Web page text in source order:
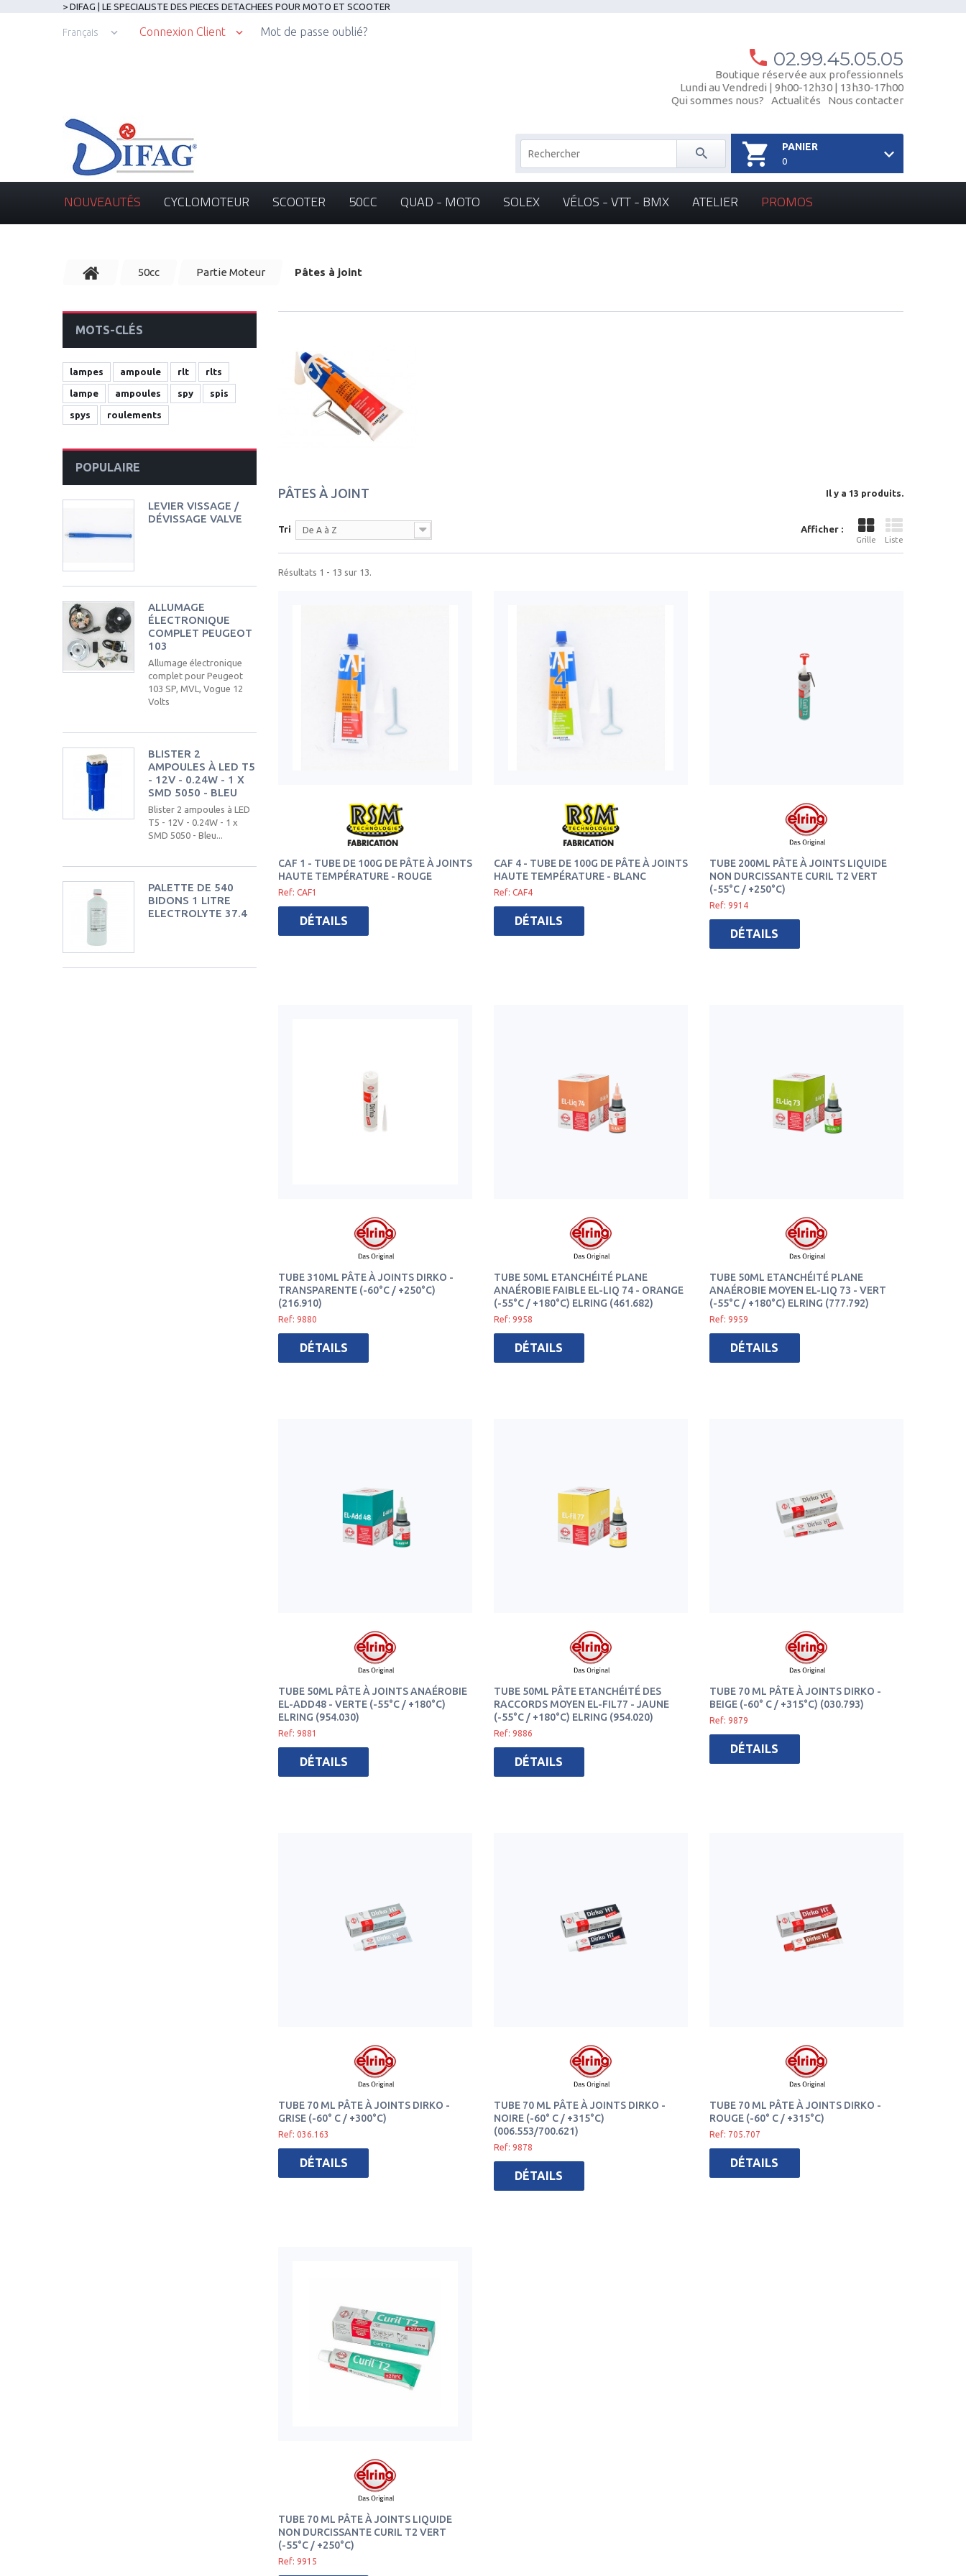
> DIFAG | LE SPECIALISTE DES PIECES DETACHEES POUR MOTO ET SCOOTER
Français Connexion Client Mot de passe oublié?
02.99.45.05.05
Boutique réservée aux professionnels
Lundi au Vendredi | 9h00-12h30 | 13h30-17h00
Qui sommes nous?
Actualités Nous contacter
PANIER
0
NOUVEAUTÉS CYCLOMOTEUR SCOOTER 50CC QUAD - MOTO SOLEX VÉLOS - VTT - BMX ATELIER PROMOS
50cc Partie Moteur Pâtes à joint
PÂTES À JOINT Il y a 13 produits.
Afficher :
Grille Liste
Tri De A à Z
Résultats 1 - 13 sur 13.
CAF 1 - TUBE DE 100G DE PÂTE À JOINTS
HAUTE TEMPÉRATURE - ROUGE
Ref: CAF1
DÉTAILS
CAF 4 - TUBE DE 100G DE PÂTE À JOINTS
HAUTE TEMPÉRATURE - BLANC
Ref: CAF4
DÉTAILS
TUBE 200ML PÂTE À JOINTS LIQUIDE
NON DURCISSANTE CURIL T2 VERT
(-55°C / +250°C)
Ref: 9914
DÉTAILS
TUBE 310ML PÂTE À JOINTS DIRKO -
TRANSPARENTE (-60°C / +250°C)
(216.910)
Ref: 9880
DÉTAILS
TUBE 50ML ETANCHÉITÉ PLANE
ANAÉROBIE FAIBLE EL-LIQ 74 - ORANGE
(-55°C / +180°C) ELRING (461.682)
Ref: 9958
DÉTAILS
TUBE 50ML ETANCHÉITÉ PLANE
ANAÉROBIE MOYEN EL-LIQ 73 - VERT
(-55°C / +180°C) ELRING (777.792)
Ref: 9959
DÉTAILS
TUBE 50ML PÂTE À JOINTS ANAÉROBIE
EL-ADD48 - VERTE (-55°C / +180°C)
ELRING (954.030)
Ref: 9881
DÉTAILS
TUBE 50ML PÂTE ETANCHÉITÉ DES
RACCORDS MOYEN EL-FIL77 - JAUNE
(-55°C / +180°C) ELRING (954.020)
Ref: 9886
DÉTAILS
TUBE 70 ML PÂTE À JOINTS DIRKO -
BEIGE (-60° C / +315°C) (030.793)
Ref: 9879
DÉTAILS
TUBE 70 ML PÂTE À JOINTS DIRKO -
GRISE (-60° C / +300°C)
Ref: 036.163
DÉTAILS
TUBE 70 ML PÂTE À JOINTS DIRKO -
NOIRE (-60° C / +315°C)
(006.553/700.621)
Ref: 9878
DÉTAILS
TUBE 70 ML PÂTE À JOINTS DIRKO -
ROUGE (-60° C / +315°C)
Ref: 705.707
DÉTAILS
TUBE 70 ML PÂTE À JOINTS LIQUIDE
NON DURCISSANTE CURIL T2 VERT
(-55°C / +250°C)
Ref: 9915
MOTS-CLÉS
lampes ampoule rlt rlts
lampe ampoules spy spis
spys roulements
POPULAIRE
LEVIER VISSAGE /
DÉVISSAGE VALVE
ALLUMAGE
ÉLECTRONIQUE
COMPLET PEUGEOT
103
Allumage électronique
complet pour Peugeot
103 SP, MVL, Vogue 12
Volts
BLISTER 2
AMPOULES À LED T5
- 12V - 0.24W - 1 X
SMD 5050 - BLEU
Blister 2 ampoules à LED
T5 - 12V - 0.24W - 1 x
SMD 5050 - Bleu...
PALETTE DE 540
BIDONS 1 LITRE
ELECTROLYTE 37.4